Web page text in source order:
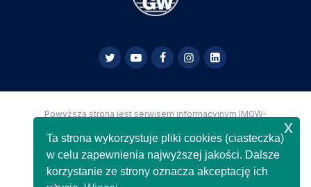
Powyższa strona jest serwisem informacyjnym IMGW-
Copyright IMGW-PIB Wszelkie prawa zastrzeżone
Ta strona wykorzystuje pliki cookies (ciasteczka)
w celu zapewnienia najwyższej jakości. Dalsze
korzystanie ze strony oznacza akceptację ich
x